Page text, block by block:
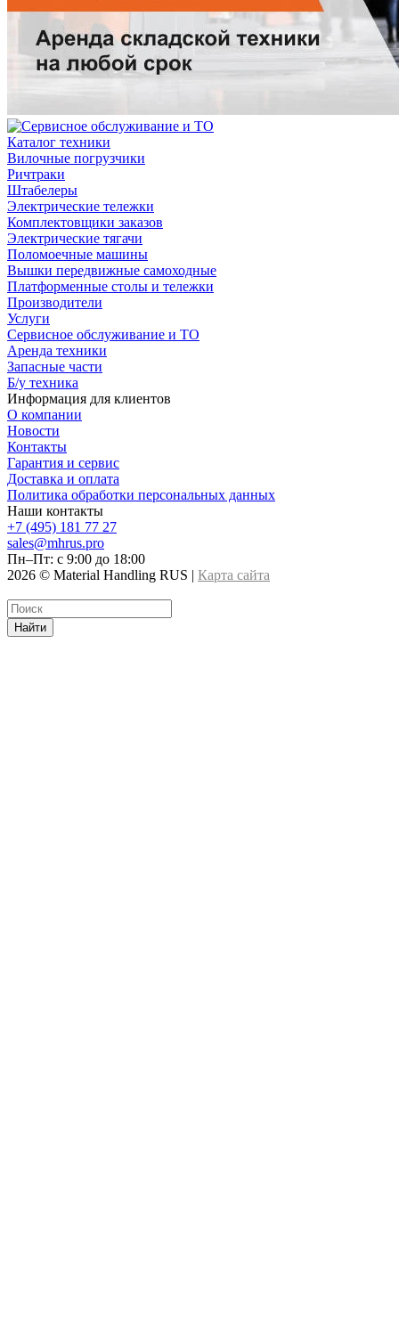
Каталог техники
Вилочные погрузчики
Ричтраки
Штабелеры
Электрические тележки
Комплектовщики заказов
Электрические тягачи
Поломоечные машины
Вышки передвижные самоходные
Платформенные столы и тележки
Производители
Услуги
Сервисное обслуживание и ТО
Аренда техники
Запасные части
Б/у техника
Информация для клиентов
О компании
Новости
Контакты
Гарантия и сервис
Доставка и оплата
Политика обработки персональных данных
Наши контакты
+7 (495) 181 77 27
sales@mhrus.pro
Пн–Пт: с 9:00 до 18:00
2026 © Material Handling RUS | Карта сайта
Найти